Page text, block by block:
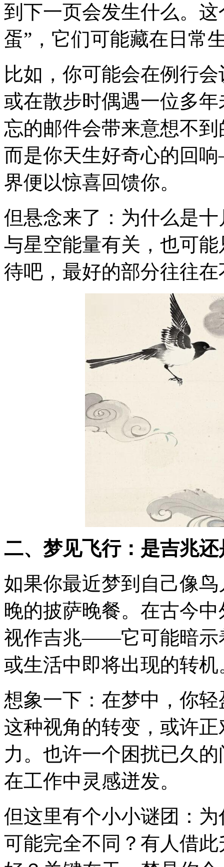
到下一页会发生什么。
蛋”，它们可能藏在日常
比如，你可能会在例行
或在散步时偶遇一位多
忘的邮件会带来意想不
而是你天生好奇心的回
界便以惊喜回馈你。
但悬念来了：为什么是
与星空能量有关，也可
待吧，最好的部分往往
二、梦见飞行：是吉兆
如果你最近梦到自己像
晚的披萨晚餐。在古今
视作吉兆——它可能暗示
或生活中即将出现的转机
想象一下：在梦中，你
这种视角的转变，或许
力。也许一个困扰已久
在工作中灵感迸发。
但这里有个小小谜团：
可能完全不同？有人借